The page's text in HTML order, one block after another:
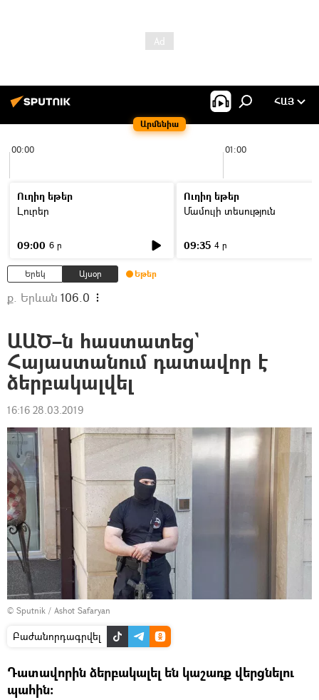
Արմենիա
ՀԱՅ
00:00 01:00
Ուղիղ եթեր
Լուրեր
09:00 6 ր
Ուղիղ եթեր
Մամուլի տեսություն
09:35 4 ր
Երեկ Այսօր Եթեր
ք. Երևան 106.0
ԱԱԾ–ն հաստատեց`
Հայաստանում դատավոր է
ձերբակալվել
16:16 28.03.2019
© Sputnik / Ashot Safaryan
Բաժանորդագրվել
Դատավորին ձերբակալել են կաշառք վերցնելու
պահին։